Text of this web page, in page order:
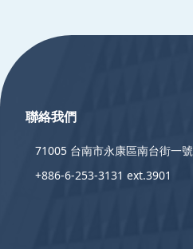
聯絡我們
71005 台南市永康區南台街一號
+886-6-253-3131 ext.3901